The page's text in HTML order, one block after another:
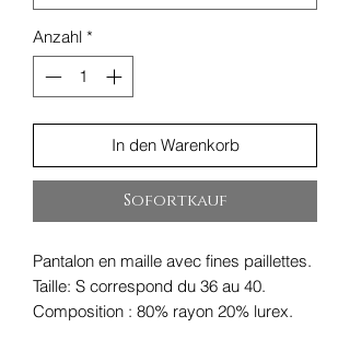
Anzahl *
In den Warenkorb
Sofortkauf
Pantalon en maille avec fines paillettes.
Taille: S correspond du 36 au 40.
Composition : 80% rayon 20% lurex.